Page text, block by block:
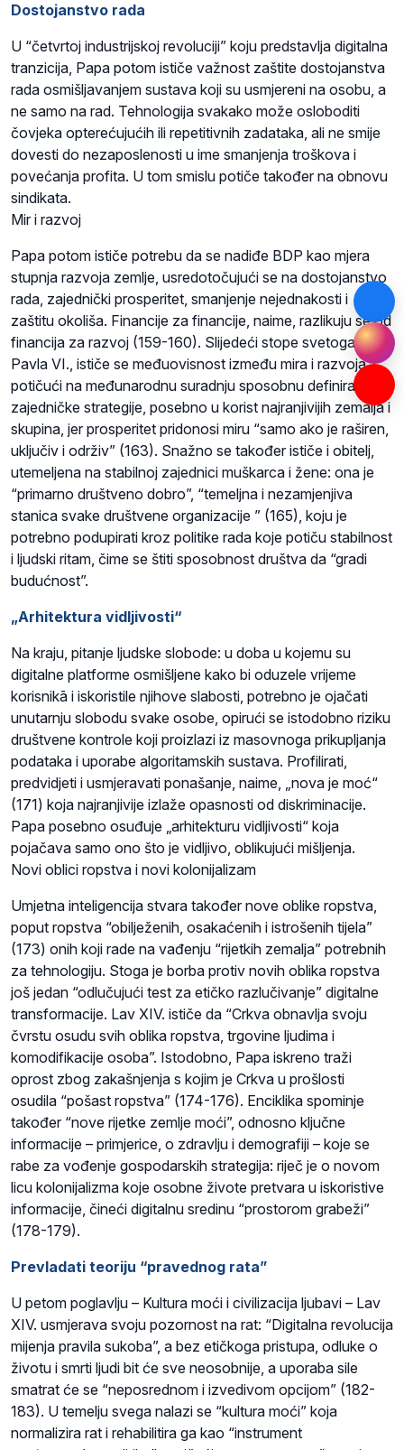
Dostojanstvo rada
U “četvrtoj industrijskoj revoluciji” koju predstavlja digitalna
tranzicija, Papa potom ističe važnost zaštite dostojanstva
rada osmišljavanjem sustava koji su usmjereni na osobu, a
ne samo na rad. Tehnologija svakako može osloboditi
čovjeka opterećujućih ili repetitivnih zadataka, ali ne smije
dovesti do nezaposlenosti u ime smanjenja troškova i
povećanja profita. U tom smislu potiče također na obnovu
sindikata.
Mir i razvoj
Papa potom ističe potrebu da se nadiđe BDP kao mjera
stupnja razvoja zemlje, usredotočujući se na dostojanstvo
rada, zajednički prosperitet, smanjenje nejednakosti i
zaštitu okoliša. Financije za financije, naime, razlikuju se od
financija za razvoj (159-160). Slijedeći stope svetoga
Pavla VI., ističe se međuovisnost između mira i razvoja,
potičući na međunarodnu suradnju sposobnu definirati
zajedničke strategije, posebno u korist najranjivijih zemalja i
skupina, jer prosperitet pridonosi miru “samo ako je raširen,
uključiv i održiv” (163). Snažno se također ističe i obitelj,
utemeljena na stabilnoj zajednici muškarca i žene: ona je
“primarno društveno dobro”, “temeljna i nezamjenjiva
stanica svake društvene organizacije ” (165), koju je
potrebno podupirati kroz politike rada koje potiču stabilnost
i ljudski ritam, čime se štiti sposobnost društva da “gradi
budućnost”.
„Arhitektura vidljivosti“
Na kraju, pitanje ljudske slobode: u doba u kojemu su
digitalne platforme osmišljene kako bi oduzele vrijeme
korisnikā i iskoristile njihove slabosti, potrebno je ojačati
unutarnju slobodu svake osobe, opirući se istodobno riziku
društvene kontrole koji proizlazi iz masovnoga prikupljanja
podataka i uporabe algoritamskih sustava. Profilirati,
predvidjeti i usmjeravati ponašanje, naime, „nova je moć“
(171) koja najranjivije izlaže opasnosti od diskriminacije.
Papa posebno osuđuje „arhitekturu vidljivosti“ koja
pojačava samo ono što je vidljivo, oblikujući mišljenja.
Novi oblici ropstva i novi kolonijalizam
Umjetna inteligencija stvara također nove oblike ropstva,
poput ropstva “obilježenih, osakaćenih i istrošenih tijela”
(173) onih koji rade na vađenju “rijetkih zemalja” potrebnih
za tehnologiju. Stoga je borba protiv novih oblika ropstva
još jedan “odlučujući test za etičko razlučivanje” digitalne
transformacije. Lav XIV. ističe da “Crkva obnavlja svoju
čvrstu osudu svih oblika ropstva, trgovine ljudima i
komodifikacije osoba”. Istodobno, Papa iskreno traži
oprost zbog zakašnjenja s kojim je Crkva u prošlosti
osudila “pošast ropstva” (174-176). Enciklika spominje
također “nove rijetke zemlje moći”, odnosno ključne
informacije – primjerice, o zdravlju i demografiji – koje se
rabe za vođenje gospodarskih strategija: riječ je o novom
licu kolonijalizma koje osobne živote pretvara u iskoristive
informacije, čineći digitalnu sredinu “prostorom grabeži”
(178-179).
Prevladati teoriju “pravednog rata”
U petom poglavlju – Kultura moći i civilizacija ljubavi – Lav
XIV. usmjerava svoju pozornost na rat: “Digitalna revolucija
mijenja pravila sukoba”, a bez etičkoga pristupa, odluke o
životu i smrti ljudi bit će sve neosobnije, a uporaba sile
smatrat će se “neposrednom i izvedivom opcijom” (182-
183). U temelju svega nalazi se “kultura moći” koja
normalizira rat i rehabilitira ga kao “instrument